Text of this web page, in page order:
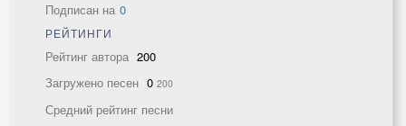
Подписан на 0
РЕЙТИНГИ
Рейтинг автора 200
Загружено песен 0 200
Средний рейтинг песни